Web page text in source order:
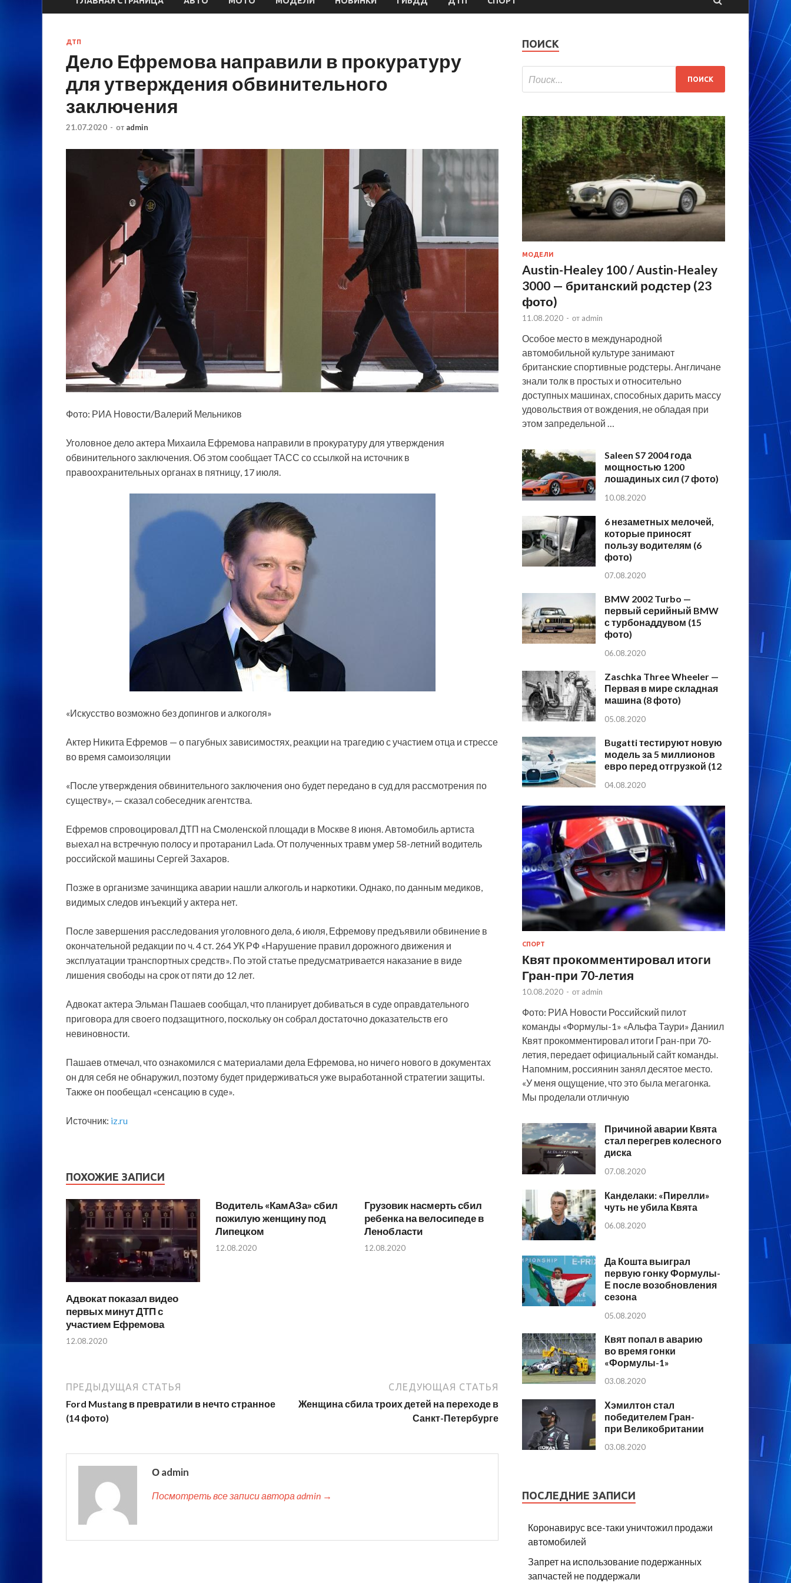
ДТП
Дело Ефремова направили в прокуратуру
для утверждения обвинительного
заключения
21.07.2020 - от admin
Фото: РИА Новости/Валерий Мельников
Уголовное дело актера Михаила Ефремова направили в прокуратуру для утверждения
обвинительного заключения. Об этом сообщает ТАСС со ссылкой на источник в
правоохранительных органах в пятницу, 17 июля.
«Искусство возможно без допингов и алкоголя»
Актер Никита Ефремов — о пагубных зависимостях, реакции на трагедию с участием отца и стрессе
во время самоизоляции
«После утверждения обвинительного заключения оно будет передано в суд для рассмотрения по
существу», — сказал собеседник агентства.
Ефремов спровоцировал ДТП на Смоленской площади в Москве 8 июня. Автомобиль артиста
выехал на встречную полосу и протаранил Lada. От полученных травм умер 58-летний водитель
российской машины Сергей Захаров.
Позже в организме зачинщика аварии нашли алкоголь и наркотики. Однако, по данным медиков,
видимых следов инъекций у актера нет.
После завершения расследования уголовного дела, 6 июля, Ефремову предъявили обвинение в
окончательной редакции по ч. 4 ст. 264 УК РФ «Нарушение правил дорожного движения и
эксплуатации транспортных средств». По этой статье предусматривается наказание в виде
лишения свободы на срок от пяти до 12 лет.
Адвокат актера Эльман Пашаев сообщал, что планирует добиваться в суде оправдательного
приговора для своего подзащитного, поскольку он собрал достаточно доказательств его
невиновности.
Пашаев отмечал, что ознакомился с материалами дела Ефремова, но ничего нового в документах
он для себя не обнаружил, поэтому будет придерживаться уже выработанной стратегии защиты.
Также он пообещал «сенсацию в суде».
Источник: iz.ru
ПОХОЖИЕ ЗАПИСИ
Адвокат показал видео
первых минут ДТП с
участием Ефремова
12.08.2020
Водитель «КамАЗа» сбил
пожилую женщину под
Липецком
12.08.2020
Грузовик насмерть сбил
ребенка на велосипеде в
Ленобласти
12.08.2020
ПРЕДЫДУЩАЯ СТАТЬЯ
Ford Mustang в превратили в нечто странное
(14 фото)
СЛЕДУЮЩАЯ СТАТЬЯ
Женщина сбила троих детей на переходе в
Санкт-Петербурге
О admin
Посмотреть все записи автора admin →
ПОИСК
МОДЕЛИ
Austin-Healey 100 / Austin-Healey
3000 — британский родстер (23
фото)
11.08.2020 - от admin
Особое место в международной
автомобильной культуре занимают
британские спортивные родстеры. Англичане
знали толк в простых и относительно
доступных машинах, способных дарить массу
удовольствия от вождения, не обладая при
этом запредельной …
Saleen S7 2004 года
мощностью 1200
лошадиных сил (7 фото)
10.08.2020
6 незаметных мелочей,
которые приносят
пользу водителям (6
фото)
07.08.2020
BMW 2002 Turbo —
первый серийный BMW
с турбонаддувом (15
фото)
06.08.2020
Zaschka Three Wheeler —
Первая в мире складная
машина (8 фото)
05.08.2020
Bugatti тестируют новую
модель за 5 миллионов
евро перед отгрузкой (12
04.08.2020
СПОРТ
Квят прокомментировал итоги
Гран-при 70-летия
10.08.2020 - от admin
Фото: РИА Новости Российский пилот
команды «Формулы-1» «Альфа Таури» Даниил
Квят прокомментировал итоги Гран-при 70-
летия, передает официальный сайт команды.
Напомним, россиянин занял десятое место.
«У меня ощущение, что это была мегагонка.
Мы проделали отличную
Причиной аварии Квята
стал перегрев колесного
диска
07.08.2020
Канделаки: «Пирелли»
чуть не убила Квята
06.08.2020
Да Кошта выиграл
первую гонку Формулы-
Е после возобновления
сезона
05.08.2020
Квят попал в аварию
во время гонки
«Формулы-1»
03.08.2020
Хэмилтон стал
победителем Гран-
при Великобритании
03.08.2020
ПОСЛЕДНИЕ ЗАПИСИ
Коронавирус все-таки уничтожил продажи
автомобилей
Запрет на использование подержанных
запчастей не поддержали